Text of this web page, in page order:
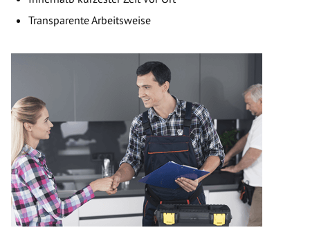
Transparente Arbeitsweise